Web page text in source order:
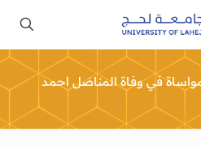
في وفاة المناضل احمد